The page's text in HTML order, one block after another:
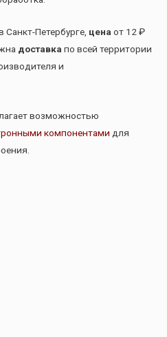
Санкт-Петербурге, цена от 12 ₽
доставка по всей территории
и
возможностью
компонентами для